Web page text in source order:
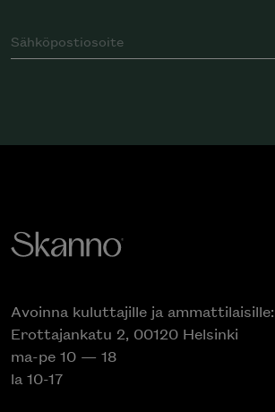
Avoinna kuluttajille ja ammattilaisille:
Erottajankatu 2, 00120 Helsinki
ma-pe 10 — 18
la 10-17